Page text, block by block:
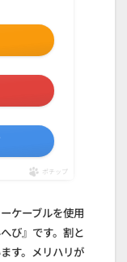
ポチップ
ケーブルを使用
び』です。割と
す。メリハリが